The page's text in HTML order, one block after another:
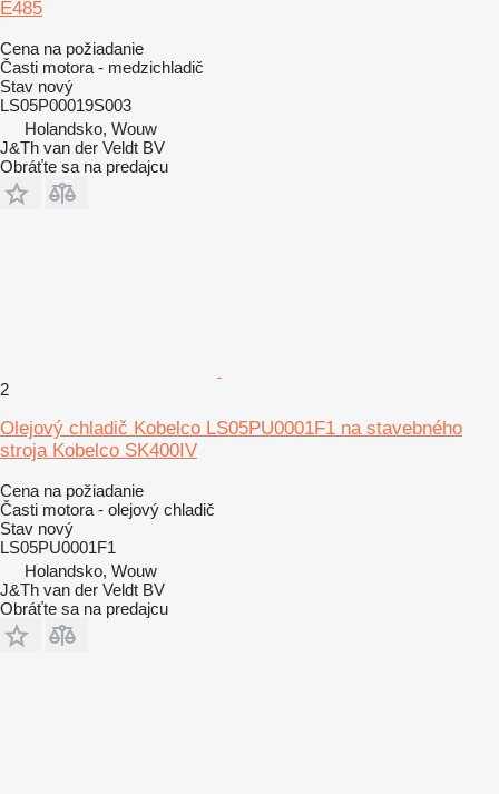
E485
Cena na požiadanie
Časti motora - medzichladič
Stav nový
LS05P00019S003
Holandsko, Wouw
J&Th van der Veldt BV
Obráťte sa na predajcu
2
Olejový chladič Kobelco LS05PU0001F1 na stavebného
stroja Kobelco SK400IV
Cena na požiadanie
Časti motora - olejový chladič
Stav nový
LS05PU0001F1
Holandsko, Wouw
J&Th van der Veldt BV
Obráťte sa na predajcu